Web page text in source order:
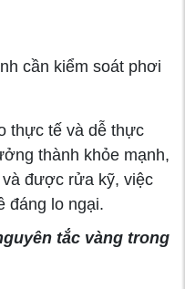
cần kiểm soát phơi
thực tế và dễ thực
thành khỏe mạnh,
được rửa kỹ, việc
đáng lo ngại.
tắc vàng trong